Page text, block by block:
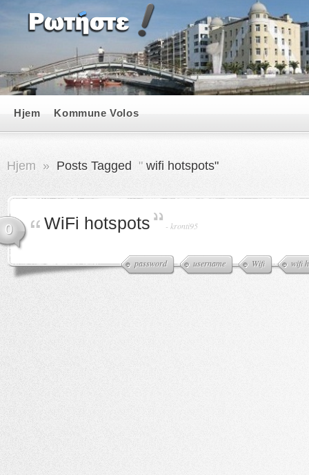
Hjem Kommune Volos
Hjem » Posts Tagged " wifi hotspots"
0 WiFi hotspots - kronti95
password username Wifi wifi